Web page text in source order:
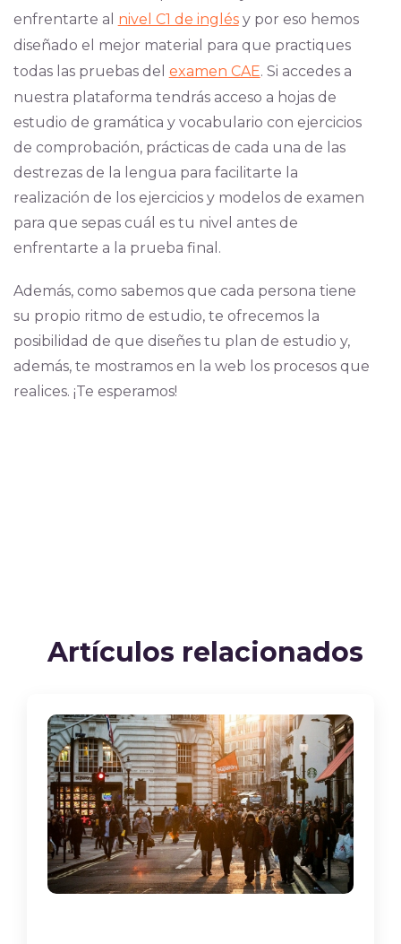
enfrentarte al nivel C1 de inglésy por eso hemos
diseñado el mejor material para que practiques
todas las pruebas del examen CAE. Si accedes a
nuestra plataforma tendrás acceso a hojas de
estudio de gramática y vocabulario con ejercicios
de comprobación, prácticas de cada una de las
destrezas de la lengua para facilitarte la
realización de los ejercicios y modelos de examen
para que sepas cuál es tu nivel antes de
enfrentarte a la prueba final.
Además, como sabemos que cada persona tiene
su propio ritmo de estudio, te ofrecemos la
posibilidad de que diseñes tu plan de estudio y,
además, te mostramos en la web los procesos que
realices. ¡Te esperamos!
Artículos relacionados